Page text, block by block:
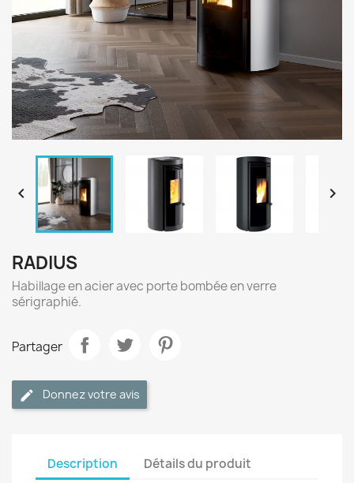
 
RADIUS
Habillage en acier avec porte bombée en verre
sérigraphié.
Partager
Donnez votre avis
Description Détails du produit